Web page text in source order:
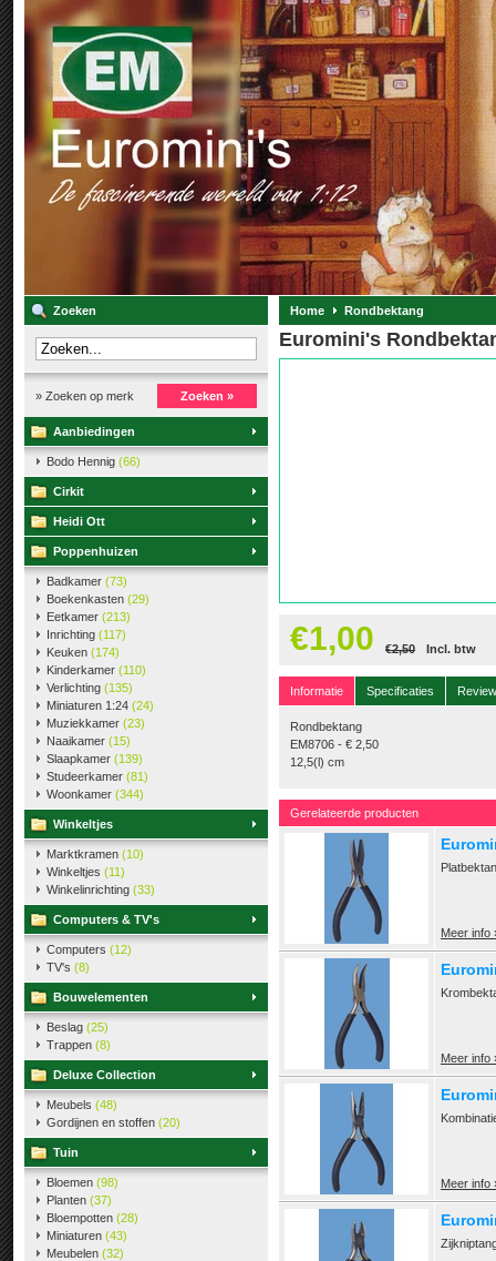
Zoeken
» Zoeken op merk Zoeken »
Aanbiedingen
Bodo Hennig (66)
Cirkit
Heidi Ott
Poppenhuizen
Badkamer (73)
Boekenkasten (29)
Eetkamer (213)
Inrichting (117)
Keuken (174)
Kinderkamer (110)
Verlichting (135)
Miniaturen 1:24 (24)
Muziekkamer (23)
Naaikamer (15)
Slaapkamer (139)
Studeerkamer (81)
Woonkamer (344)
Winkeltjes
Marktkramen (10)
Winkeltjes (11)
Winkelinrichting (33)
Computers & TV's
Computers (12)
TV's (8)
Bouwelementen
Beslag (25)
Trappen (8)
Deluxe Collection
Meubels (48)
Gordijnen en stoffen (20)
Tuin
Bloemen (98)
Planten (37)
Bloempotten (28)
Miniaturen (43)
Meubelen (32)
Home Rondbektang
Euromini's
€1,00 €2,50 Incl. btw
Informatie Specificaties
Rondbektang
EM8706 - € 2,50
12,5(l) cm
Gerelateerde producten
Meer info
Meer info
Meer info